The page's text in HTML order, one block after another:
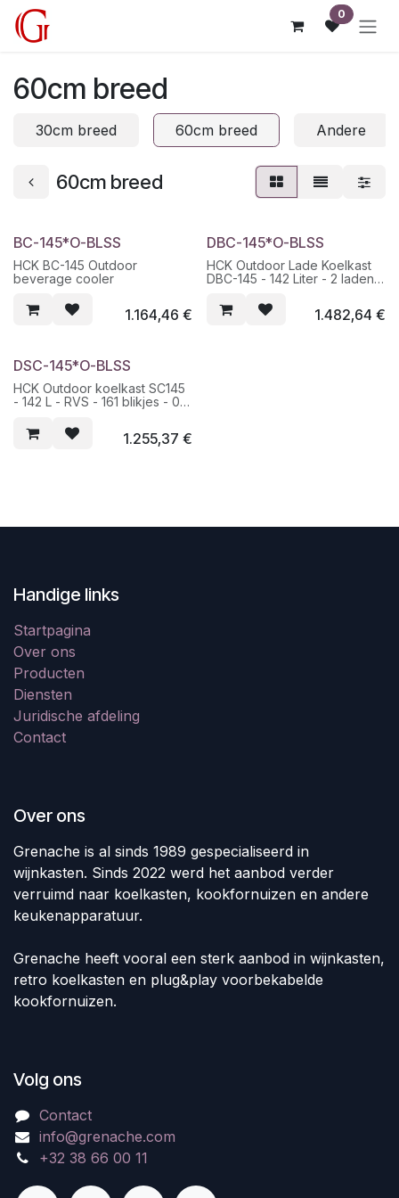
Overslaan naar inhoud 0
60cm breed
30cm breed 60cm breed Andere
60cm breed
BC-145*O-BLSS
HCK BC-145 Outdoor
beverage cooler
1.164,46 €
DBC-145*O-BLSS
HCK Outdoor Lade Koelkast
DBC-145 - 142 Liter - 2 laden -
22°C
1.482,64 €
DSC-145*O-BLSS
HCK Outdoor koelkast SC145
- 142 L - RVS - 161 blikjes - 0-
1.255,37 €
Handige links
Startpagina
Over ons
Producten
Diensten
Juridische afdeling
Contact
Over ons
Grenache is al sinds 1989 gespecialiseerd in
wijnkasten. Sinds 2022 werd het aanbod verder
verruimd naar koelkasten, kookfornuizen en andere
keukenapparatuur.
Grenache heeft vooral een sterk aanbod in wijnkasten,
retro koelkasten en plug&play voorbekabelde
kookfornuizen.
Volg ons
Contact
info@grenache.com
+32 38 66 00 11